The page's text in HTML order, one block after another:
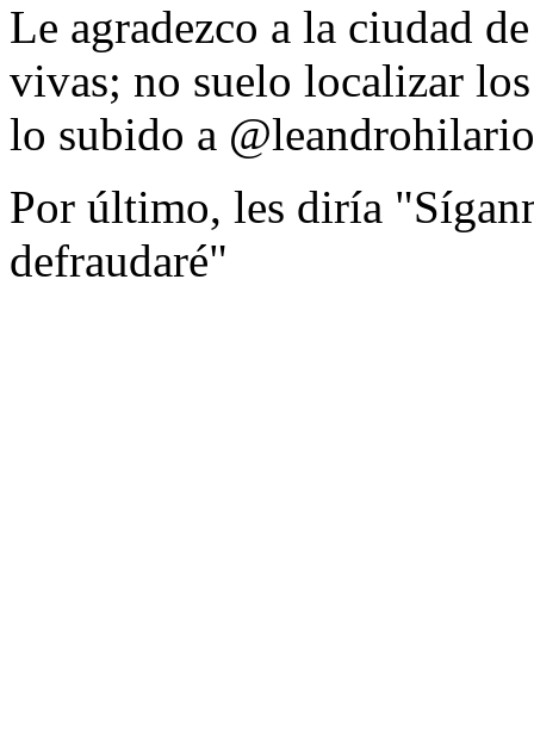
Le agradezco a la ciudad
vivas; no suelo localizar
lo subido a
Por último, les diría
defraudaré"